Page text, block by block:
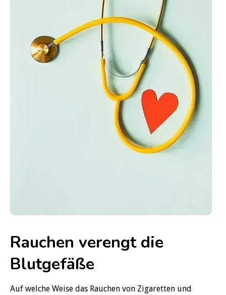
Rauchen verengt die
Blutgefäße
Auf welche Weise das Rauchen von Zigaretten und